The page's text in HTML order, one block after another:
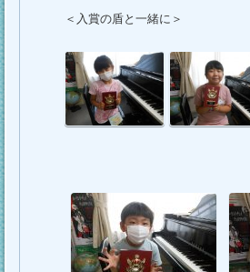
＜入賞の盾と一緒に＞